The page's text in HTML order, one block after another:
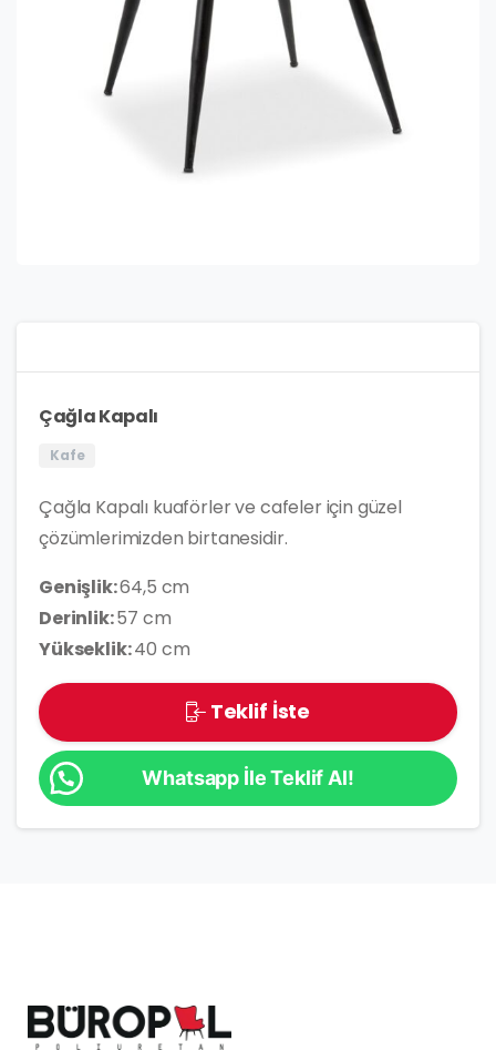
Çağla Kapalı
Kafe
Çağla Kapalı kuaförler ve cafeler için güzel
çözümlerimizden birtanesidir.
Genişlik:64,5 cm
Derinlik:57 cm
Yükseklik:40 cm
Teklif İste
Whatsapp İle Teklif Al!